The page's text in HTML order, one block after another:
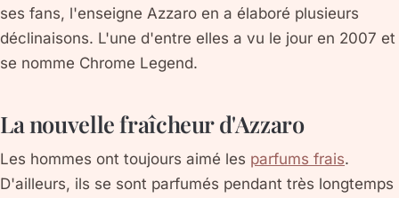
ses fans, l'enseigne Azzaro en a élaboré plusieurs
déclinaisons. L'une d'entre elles a vu le jour en 2007 et
se nomme Chrome Legend.
La nouvelle fraîcheur d'Azzaro
Les hommes ont toujours aimé les parfums frais.
D'ailleurs, ils se sont parfumés pendant très longtemps